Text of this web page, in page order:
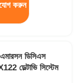
করুন
ডিসিএস
ডেল্টাভি সিস্টেম